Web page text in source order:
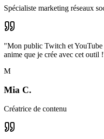
Spécialiste marketing réseaux
"Mon public Twitch et
anime que je crée avec cet outil !
M
Mia C.
Créatrice de contenu